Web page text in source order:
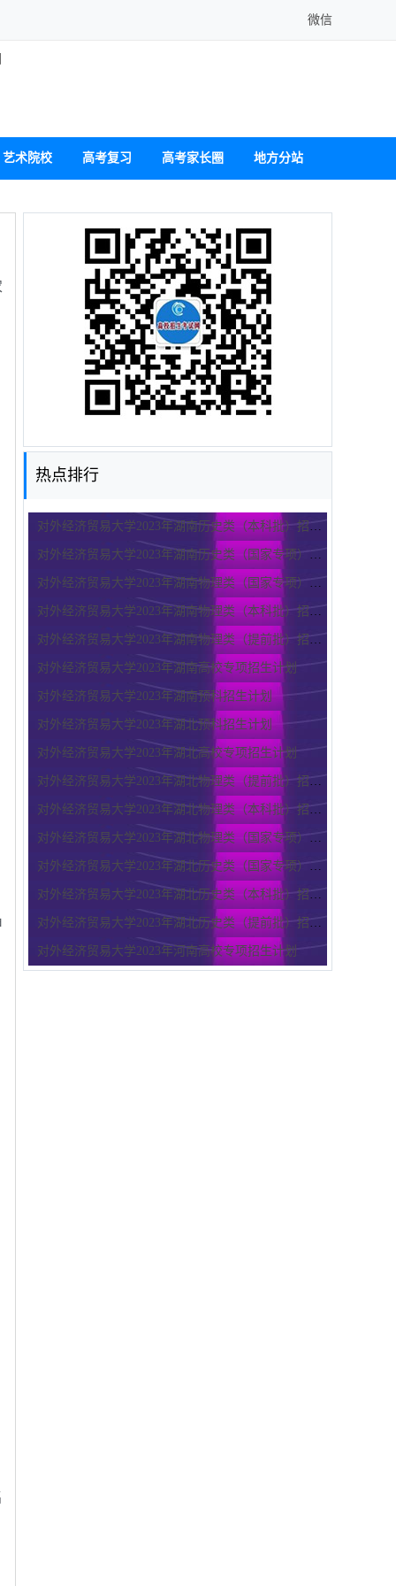
微信
艺术院校 高考复习 高考家长圈 地方分站
热点排行
对外经济贸易大学2023年湖南历史类（本科批）招生计划
对外经济贸易大学2023年湖南历史类（国家专项）招生计划
对外经济贸易大学2023年湖南物理类（国家专项）招生计划
对外经济贸易大学2023年湖南物理类（本科批）招生计划
对外经济贸易大学2023年湖南物理类（提前批）招生计划
对外经济贸易大学2023年湖南高校专项招生计划
对外经济贸易大学2023年湖南预科招生计划
对外经济贸易大学2023年湖北预科招生计划
对外经济贸易大学2023年湖北高校专项招生计划
对外经济贸易大学2023年湖北物理类（提前批）招生计划
对外经济贸易大学2023年湖北物理类（本科批）招生计划
对外经济贸易大学2023年湖北物理类（国家专项）招生计划
对外经济贸易大学2023年湖北历史类（国家专项）招生计划
对外经济贸易大学2023年湖北历史类（本科批）招生计划
对外经济贸易大学2023年湖北历史类（提前批）招生计划
对外经济贸易大学2023年河南高校专项招生计划